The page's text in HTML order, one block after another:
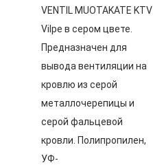
VENTIL MUOTAKATE KTV
Vilpe в сером цвете.
Предназначен для
вывода вентиляции на
кровлю из серой
металлочерепицы и
серой фальцевой
кровли. Полипропилен,
УФ-